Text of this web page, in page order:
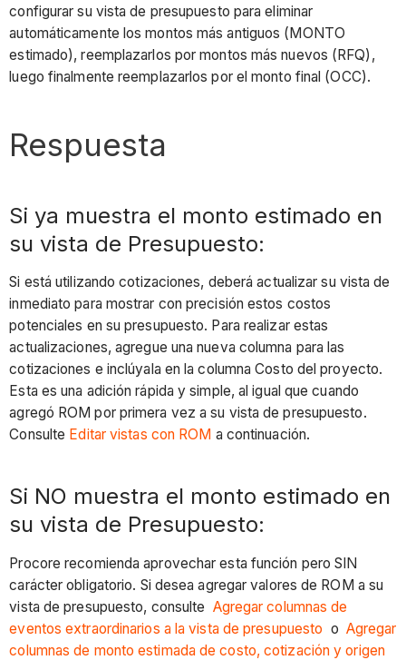
configurar su vista de presupuesto para eliminar
automáticamente los montos más antiguos (MONTO
estimado), reemplazarlos por montos más nuevos (RFQ),
luego finalmente reemplazarlos por el monto final (OCC).
Respuesta
Si ya muestra el monto estimado en
su vista de Presupuesto:
Si está utilizando cotizaciones, deberá actualizar su vista de
inmediato para mostrar con precisión estos costos
potenciales en su presupuesto. Para realizar estas
actualizaciones, agregue una nueva columna para las
cotizaciones e inclúyala en la columna Costo del proyecto.
Esta es una adición rápida y simple, al igual que cuando
agregó ROM por primera vez a su vista de presupuesto.
Consulte Editar vistas con ROM a continuación.
Si NO muestra el monto estimado en
su vista de Presupuesto:
Procore recomienda aprovechar esta función pero SIN
carácter obligatorio. Si desea agregar valores de ROM a su
vista de presupuesto, consulte Agregar columnas de
eventos extraordinarios a la vista de presupuesto o Agregar
columnas de monto estimada de costo, cotización y origen